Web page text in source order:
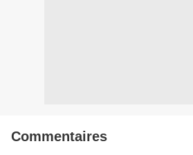
Commentaires